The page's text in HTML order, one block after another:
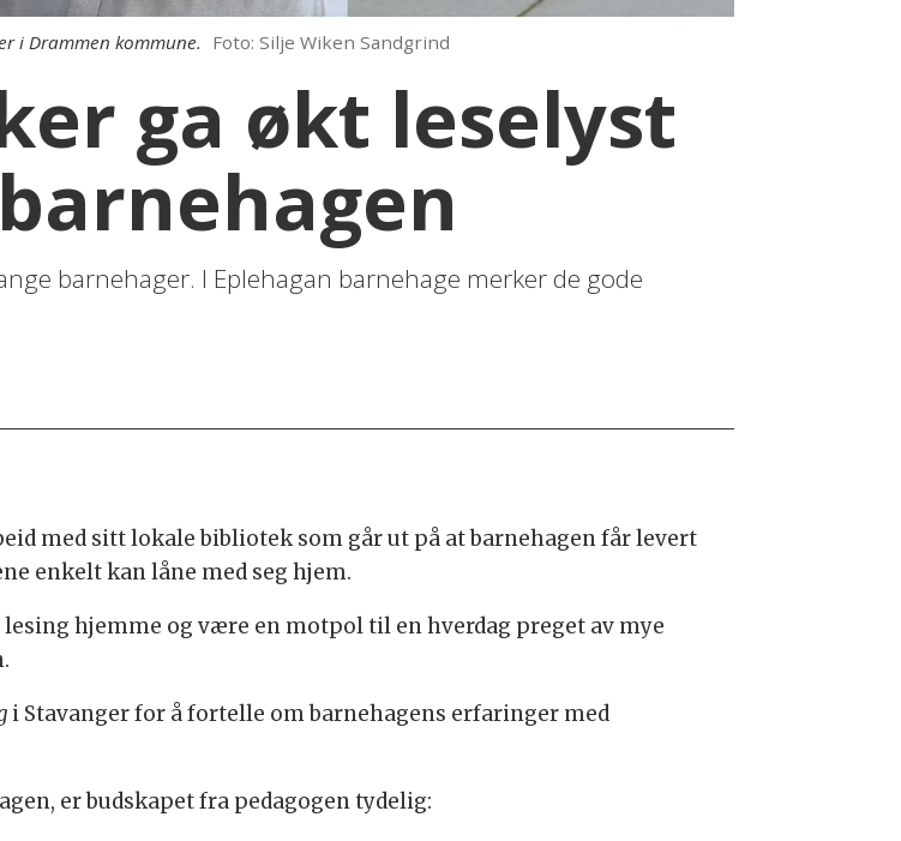
i Drammen kommune. Foto: Silje Wiken Sandgrind
ga økt leselyst
barnehager. I Eplehagan barnehage merker de gode
med sitt lokale bibliotek som går ut på at barnehagen får levert
enkelt kan låne med seg hjem.
hjemme og være en motpol til en hverdag preget av mye
i Stavanger for å fortelle om barnehagens erfaringer med
er budskapet fra pedagogen tydelig: